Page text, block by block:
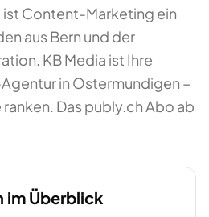
Content-Marketing ein
aus Bern und der
KB Media ist Ihre
in Ostermundigen –
Das publy.ch Abo ab
im Überblick